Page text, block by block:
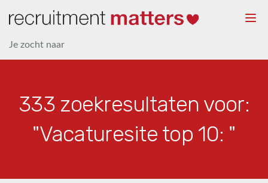
Je zocht naar
333 zoekresultaten voor:
"Vacaturesite top 10: "